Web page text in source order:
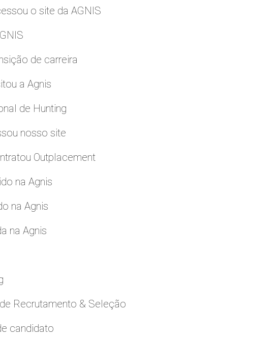
o site da AGNIS
de carreira
a Agnis
de Hunting
nosso site
Outplacement
na Agnis
na Agnis
na Agnis
Recrutamento & Seleção
candidato